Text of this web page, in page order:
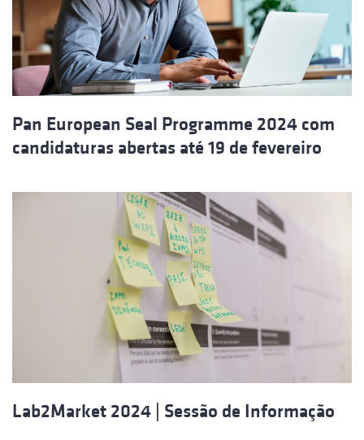
Pan European Seal Programme 2024 com
candidaturas abertas até 19 de fevereiro
Lab2Market 2024 | Sessão de Informação